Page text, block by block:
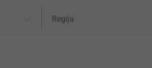
Regija